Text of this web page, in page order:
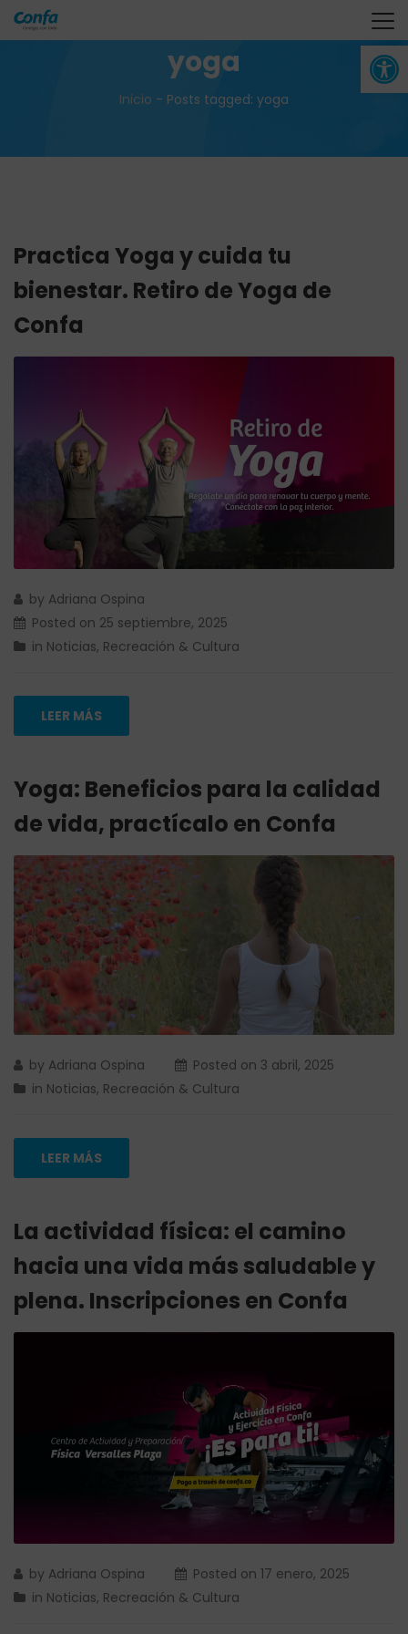
Abrir
yoga
Inicio - Posts tagged: yoga
Practica Yoga y cuida tu
bienestar. Retiro de Yoga de
Confa
by Adriana Ospina
Posted on 25 septiembre, 2025
in Noticias, Recreación & Cultura
LEER MÁS
Yoga: Beneficios para la calidad
de vida, practícalo en Confa
by Adriana Ospina Posted on 3 abril, 2025
in Noticias, Recreación & Cultura
LEER MÁS
La actividad física: el camino
hacia una vida más saludable y
plena. Inscripciones en Confa
by Adriana Ospina Posted on 17 enero, 2025
in Noticias, Recreación & Cultura